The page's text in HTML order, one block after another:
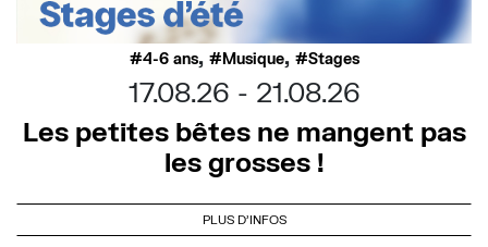
4-6 ans, Musique, Stages
17.08.26
21.08.26
Les petites bêtes ne mangent pas
les grosses !
PLUS D'INFOS